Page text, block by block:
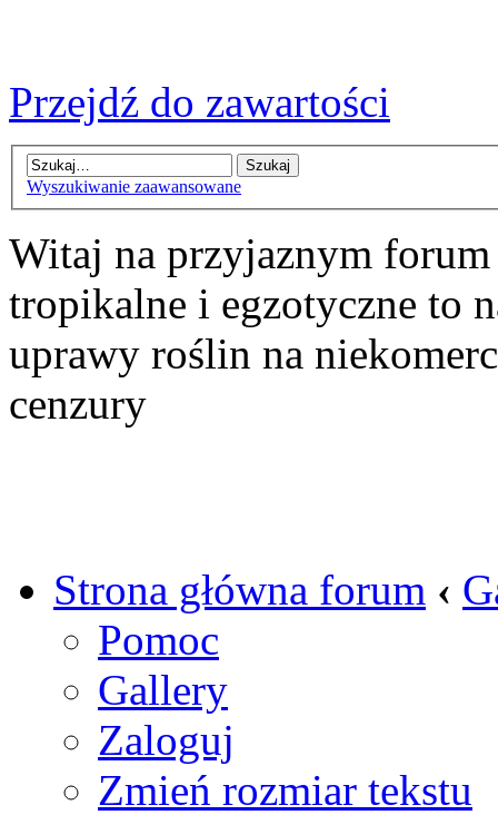
Przejdź do zawartości
Wyszukiwanie zaawansowane
Witaj na przyjaznym
tropikalne i egzotyczne to
uprawy roślin na
cenzury
Strona główna forum ‹
Pomoc
Gallery
Zaloguj
Zmień rozmiar tekstu